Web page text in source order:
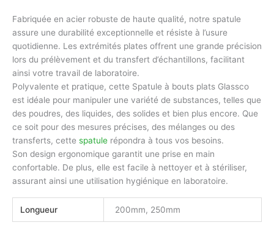
Fabriquée en acier robuste de haute qualité, notre spatule
assure une durabilité exceptionnelle et résiste à l’usure
quotidienne. Les extrémités plates offrent une grande précision
lors du prélèvement et du transfert d’échantillons, facilitant
ainsi votre travail de laboratoire.
Polyvalente et pratique, cette Spatule à bouts plats Glassco
est idéale pour manipuler une variété de substances, telles que
des poudres, des liquides, des solides et bien plus encore. Que
ce soit pour des mesures précises, des mélanges ou des
transferts, cette spatule répondra à tous vos besoins.
Son design ergonomique garantit une prise en main
confortable. De plus, elle est facile à nettoyer et à stériliser,
assurant ainsi une utilisation hygiénique en laboratoire.
Longueur 200mm, 250mm